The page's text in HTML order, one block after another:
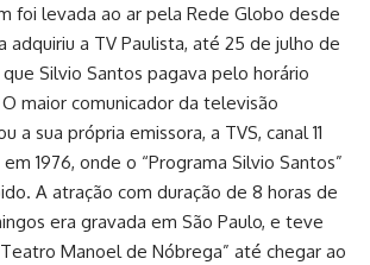
foi levada ao ar pela Rede Globo desde
adquiriu a TV Paulista, até 25 de julho de
Silvio Santos pagava pelo horário
maior comunicador da televisão
a sua própria emissora, a TVS, canal 11
1976, onde o “Programa Silvio Santos”
A atração com duração de 8 horas de
era gravada em São Paulo, e teve
Manoel de Nóbrega” até chegar ao